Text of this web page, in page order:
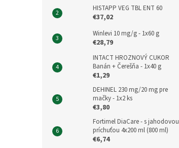
HISTAPP VEG TBL ENT 60
€37,02
Winlevi 10 mg/g - 1x60 g
€28,79
INTACT HROZNOVÝ CUKOR
Banán + Čerešňa - 1x40 g
€1,29
DEHINEL 230 mg/20 mg pre
mačky - 1x2 ks
€3,80
Fortimel DiaCare - s jahodovou
príchuťou 4x200 ml (800 ml)
€6,74